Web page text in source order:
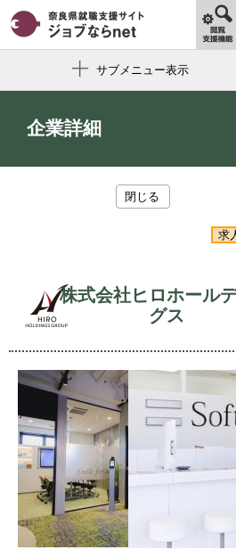
サブメニュー表示
企業詳細
閉じる
求
株式会社ヒロホール
グス